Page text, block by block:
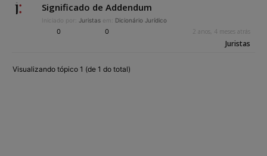
Significado de Addendum
Iniciado por: Juristas em: Dicionário Jurídico
0 0 2 anos, 4 meses atrás
Juristas
Visualizando tópico 1 (de 1 do total)